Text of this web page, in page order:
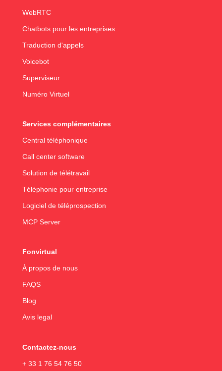
WebRTC
Chatbots pour les entreprises
Traduction d'appels
Voicebot
Superviseur
Numéro Virtuel
Services complémentaires
Central téléphonique
Call center software
Solution de télétravail
Téléphonie pour entreprise
Logiciel de téléprospection
MCP Server
Fonvirtual
À propos de nous
FAQS
Blog
Avis legal
Contactez-nous
+ 33 1 76 54 76 50